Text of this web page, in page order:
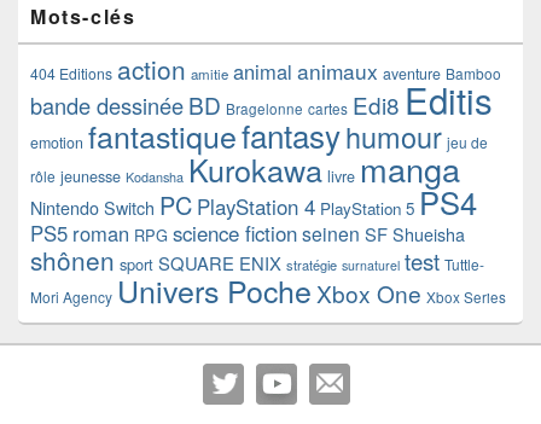
Mots-clés
404 Editions action amitie animal animaux aventure Bamboo
bande dessinéeBD Bragelonne cartes Edi8 Editis
emotion fantastiquefantasyhumour jeu de
rôle jeunesse Kodansha Kurokawa livre manga
Nintendo Switch PC PlayStation 4 PlayStation 5 PS4
PS5 roman RPG science fictionseinen SF Shueisha
shônen sport SQUARE ENIX stratégie surnaturel test Tuttle-
Mori Agency Univers Poche Xbox One Xbox Series